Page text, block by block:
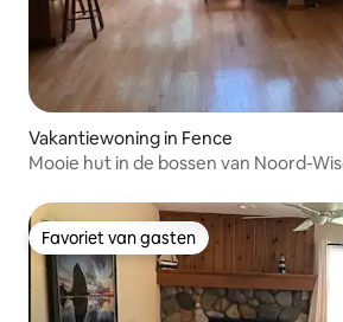
Vakantiewoning in Fence
Mooie hut in de bossen van Noord-
Favoriet van gasten
Favoriet van gasten